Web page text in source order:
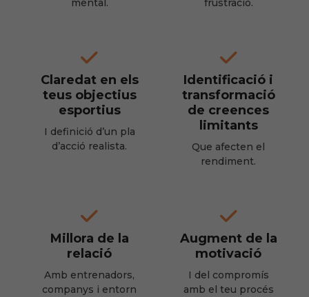
mental.
frustració.
Claredat en els
teus objectius
esportius
I definició d’un pla
d’acció realista.
Identificació i
transformació
de creences
limitants
Que afecten el
rendiment.
Millora de la
relació
Amb entrenadors,
companys i entorn
Augment de la
motivació
I del compromís
amb el teu procés